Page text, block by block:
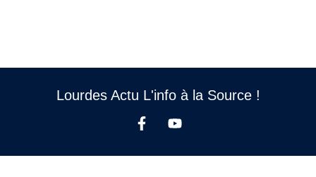
Lourdes Actu L'info à la Source !